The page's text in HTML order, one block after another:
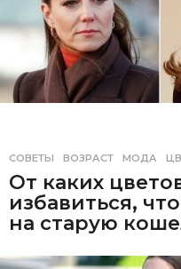
СОВЕТЫ ВОЗРАСТ ,МОДА ,
От каких
избавиться,
на старую